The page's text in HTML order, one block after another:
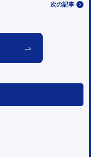
次の記事